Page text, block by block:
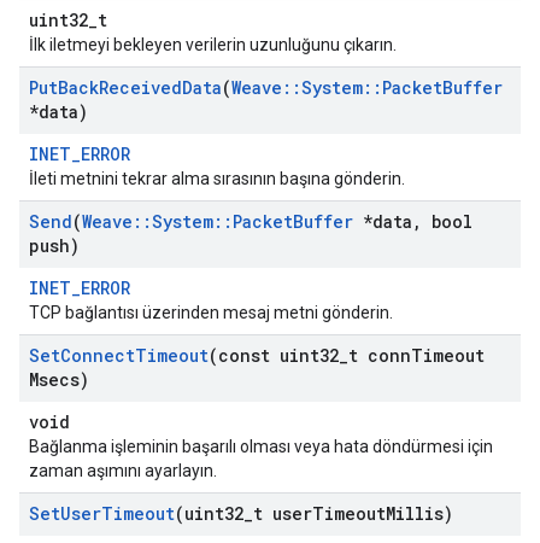
uint32_t
İlk iletmeyi bekleyen verilerin uzunluğunu çıkarın.
PutBackReceivedData(Weave ::System:: PacketBuffer
*data)
INET_ERROR
İleti metnini tekrar alma sırasının başına gönderin.
Send(Weave ::System:: PacketBuffer *data ,
bool
push)
INET_ERROR
TCP bağlantısı üzerinden mesaj metni gönderin.
SetConnectTimeout(const uint32 t connTimeout
Msecs)
void
Bağlanma işleminin başarılı olması veya hata döndürmesi için
zaman aşımını ayarlayın.
SetUserTimeout(uint32 t userTimeoutMillis)